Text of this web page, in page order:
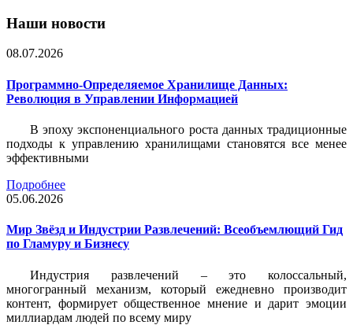
Наши новости
08.07.2026
Программно-Определяемое Хранилище Данных:
Революция в Управлении Информацией
В эпоху экспоненциального роста данных традиционные
подходы к управлению хранилищами становятся все менее
эффективными
Подробнее
05.06.2026
Мир Звёзд и Индустрии Развлечений: Всеобъемлющий Гид
по Гламуру и Бизнесу
Индустрия развлечений – это колоссальный,
многогранный механизм, который ежедневно производит
контент, формирует общественное мнение и дарит эмоции
миллиардам людей по всему миру